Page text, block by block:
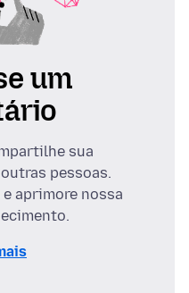
um
sua
pessoas.
aprimore nossa